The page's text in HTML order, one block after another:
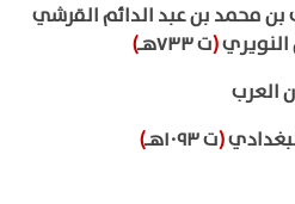
بن محمد بن عبد الدائم القرشي
(ت ٧٣٣هـ
)
العرب
(ت ١٠٩٣هـ
)